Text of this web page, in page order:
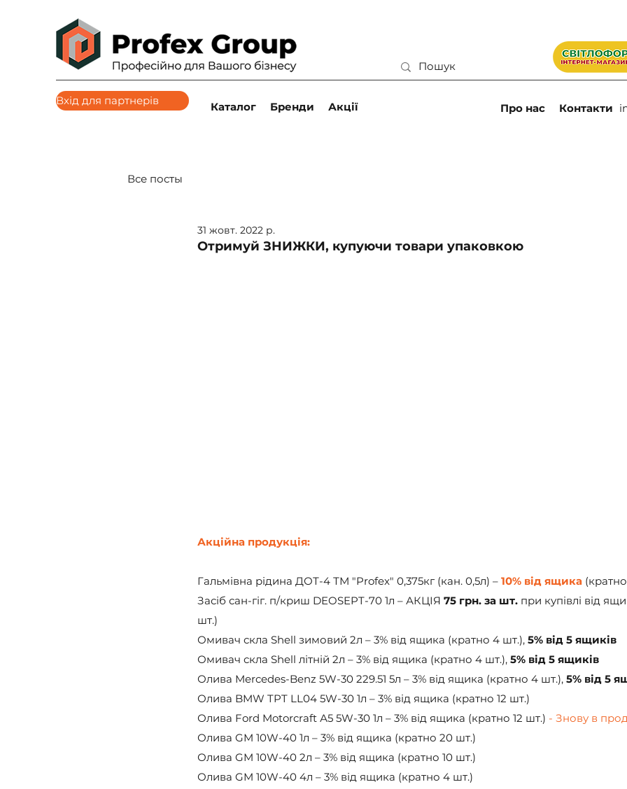
Вхід для партнерів Каталог Бренди Акції Про нас Контакти
Все посты
Отримуй ЗНИЖКИ, купуючи товари упаковкою
31 жовт. 2022 р.
Акційна продукція:
Гальмівна рідина ДОТ-4 ТМ "Profex" 0,375кг (кан. 0,5л) – 10% від ящика
Засіб сан-гіг. п/криш DEOSEPT-70 1л – АКЦІЯ 75 грн. за шт. при купівлі від
шт.)
Омивач скла Shell зимовий 2л – 3% від ящика (кратно 4 шт.), 5% від 5 ящиків
Омивач скла Shell літній 2л – 3% від ящика (кратно 4 шт.), 5% від 5 ящиків
Олива Mercedes-Benz 5W-30 229.51 5л – 3% від ящика (кратно 4 шт.), 5% від 5
Олива BMW TPT LL04 5W-30 1л – 3% від ящика (кратно 12 шт.)
Олива Ford Motorcraft А5 5W-30 1л – 3% від ящика (кратно 12 шт.) - Знову в
Олива GM 10W-40 1л – 3% від ящика (кратно 20 шт.)
Олива GM 10W-40 2л – 3% від ящика (кратно 10 шт.)
Олива GM 10W-40 4л – 3% від ящика (кратно 4 шт.)